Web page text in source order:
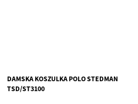
DAMSKA KOSZULKA POLO STEDMAN
TSD/ST3100